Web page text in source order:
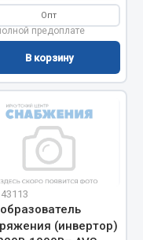
Опт
предоплате
В корзину
(инвертор)